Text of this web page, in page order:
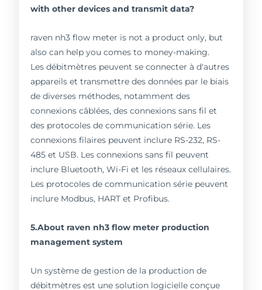
with other devices and transmit data?
raven nh3 flow meter is not a product only, but
also can help you comes to money-making.
Les débitmètres peuvent se connecter à d'autres
appareils et transmettre des données par le biais
de diverses méthodes, notamment des
connexions câblées, des connexions sans fil et
des protocoles de communication série. Les
connexions filaires peuvent inclure RS-232, RS-
485 et USB. Les connexions sans fil peuvent
inclure Bluetooth, Wi-Fi et les réseaux cellulaires.
Les protocoles de communication série peuvent
inclure Modbus, HART et Profibus.
5.About raven nh3 flow meter production
management system
Un système de gestion de la production de
débitmètres est une solution logicielle conçue